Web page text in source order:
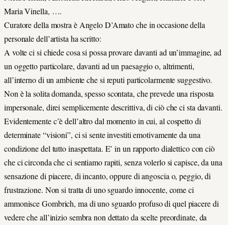
Maria Vinella, ….
Curatore della mostra è Angelo D’Amato che in occasione della
personale dell’artista ha scritto:
A volte ci si chiede cosa si possa provare davanti ad un’immagine, ad
un oggetto particolare, davanti ad un paesaggio o, altrimenti,
all’interno di un ambiente che si reputi particolarmente suggestivo.
Non è la solita domanda, spesso scontata, che prevede una risposta
impersonale, direi semplicemente descrittiva, di ciò che ci sta davanti.
Evidentemente c’è dell’altro dal momento in cui, al cospetto di
determinate “visioni”, ci si sente investiti emotivamente da una
condizione del tutto inaspettata. E’ in un rapporto dialettico con ciò
che ci circonda che ci sentiamo rapiti, senza volerlo si capisce, da una
sensazione di piacere, di incanto, oppure di angoscia o, peggio, di
frustrazione. Non si tratta di uno sguardo innocente, come ci
ammonisce Gombrich, ma di uno sguardo profuso di quel piacere di
vedere che all’inizio sembra non dettato da scelte preordinate, da